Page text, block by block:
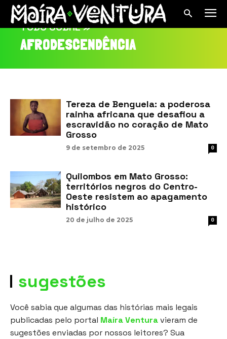
TUDO SOBRE »
AFRODESCENDÊNCIA
Tereza de Benguela: a poderosa
rainha africana que desafiou a
escravidão no coração de Mato
Grosso
9 de setembro de 2025 0
Quilombos em Mato Grosso:
territórios negros do Centro-
Oeste resistem ao apagamento
histórico
20 de julho de 2025 0
sugestões
Você sabia que algumas das histórias mais legais
publicadas pelo portal Maíra Venturavieram de
sugestões enviadas por nossos leitores? Sua